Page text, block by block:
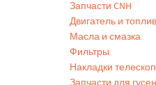
Запчасти CNH
Двигатель и
Масла и смазка
Фильтры
Накладки